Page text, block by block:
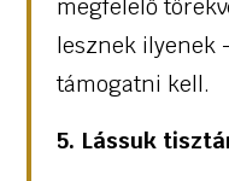
megfelelő
lesznek ilyenek
támogatni kell.
5. Lássuk